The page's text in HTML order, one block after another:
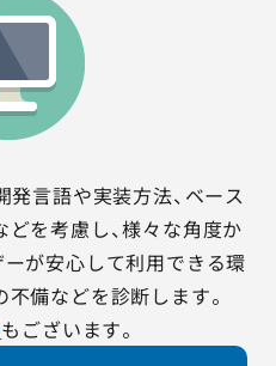
言語や実装方法、ベース
を考慮し、様々な角度か
が安心して利用できる環
備などを診断します。
もございます。